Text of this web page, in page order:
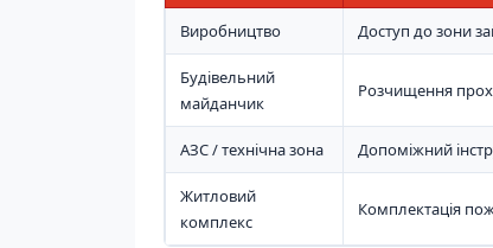
Виробництво Доступ до зони
Будівельний
майданчик
Розчищення
АЗС / технічна зона Допоміжний
Житловий
комплекс
Комплектація